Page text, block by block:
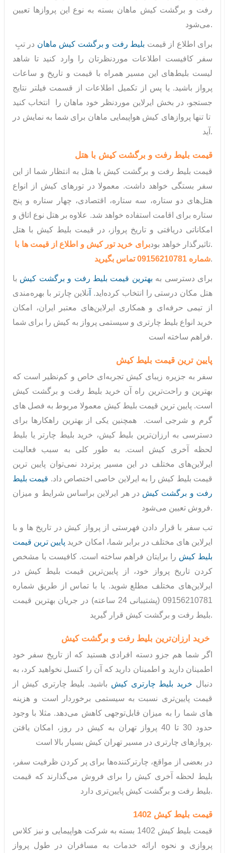
رفت و برگشت کیش ماهان بسته به نوع این پروازها تعیین
می‌شود.
برای اطلاع از قیمت بلیط رفت و برگشت کیش ماهان در تبِ
سفر کافیست اطلاعات موردنظرتان را وارد کنید تا شاهد
لیست بلیط‌های این مسیر همراه با قیمت و تاریخ و ساعات
پرواز باشید. یا پس از تکمیل اطلاعات از قسمت فیلتر نتایج
جستجو، در بخش ایرلاین موردنظر خود ماهان را انتخاب کنید
تا تنها پروازهای کیش هواپیمایی ماهان برای شما به نمایش در
آید.
قیمت بلیط رفت و برگشت کیش با هتل
قیمت بلیط رفت و برگشت کیش با هتل به انتظار شما از این
سفر بستگی خواهد داشت. معمولا در تورهای کیش از انواع
هتل‌های دو ستاره، سه ستاره، اقتصادی، چهار ستاره و پنج
ستاره برای اقامت استفاده خواهد شد. علاوه بر هتل نوع اتاق و
امکاناتی دریافتی و تاریخ پرواز، در قیمت بلیط کیش با هتل
تاثیرگذار خواهد بود.
برای خرید تور کیش و اطلاع از قیمت ها با
شماره 09156210781 تماس بگیرید.
برای دسترسی به بهترین قیمت بلیط رفت و برگشت کیش با
هتل مکان درستی را انتخاب کرده‌اید.
نلاین چارتر با بهره‌مندی
از تیمی حرفه‌ای و همکاری ایرلاین‌های معتبر ایران، امکان
خرید انواع بلیط چارتری و سیستمی پرواز به کیش را برای شما
فراهم ساخته است.
پایین ترین قیمت بلیط کیش
سفر به جزیره زیبای کیش تجربه‌ای خاص و کم‌نظیر است که
بهترین و راحت‌ترین راه آن خرید بلیط رفت و برگشت کیش
است. پایین ترین قیمت بلیط کیش معمولا مربوط به فصل های
گرم و شرجی است. همچنین یکی از بهترین راهکارها برای
دسترسی به ارزان‌ترین بلیط کیش، خرید بلیط چارتر یا بلیط
لحظه آخری کیش است. به طور کلی به سبب فعالیت
ایرلاین‌های مختلف در این مسیر پرتردد نمی‌توان پایین ترین
قیمت بلیط کیش را به ایرلاین خاصی اختصاص داد. قیمت بلیط
رفت و برگشت کیش در هر ایرلاین براساس شرایط و میزان
فروش تعیین می‌شود.
تب سفر با قرار دادن فهرستی از پرواز کیش در تاریخ ها و با
ایرلاین های مختلف در برابر شما، امکان خرید پایین ترین قیمت
بلیط کیش را برایتان فراهم ساخته است. کافیست با مشخص
کردن تاریخ پرواز خود، از پایین‌ترین قیمت بلیط کیش در
ایرلاین‌های مختلف مطلع شوید. یا با تماس از طریق شماره
09156210781 (پشتیبانی 24 ساعته) در جریان بهترین قیمت
بلیط رفت و برگشت کیش قرار گیرید.
بلیط رفت و برگشت کیش
اگر شما هم جزو دسته افرادی هستید که از تاریخ سفر خود
اطمینان دارید و اطمینان دارید که آن را کنسل نخواهید کرد، به
دنبال خرید بلیط چارتری کیش باشید. بلیط چارتری کیش از
قیمت پایین‌تری نسبت به سیستمی برخوردار است و هزینه
های شما را به میزان قابل‌توجهی کاهش می‌دهد. مثلا با وجود
حدود 30 تا 40 پرواز تهران به کیش در روز، امکان یافتن
پروازهای چارتری در مسیر تهران کیش بسیار بالا است.
در بعضی از مواقع، چارترکننده‌ها برای پر کردن ظرفیت سفر،
بلیط لحظه آخری کیش را برای فروش می‌گذارند که قیمت
بلیط رفت و برگشت کیش پایین‌تری دارد.
قیمت بلیط کیش 1402
قیمت بلیط کیش 1402 بسته به شرکت هواپیمایی و نیز کلاس
پروازی و نحوه ارائه خدمات به مسافران در طول پرواز